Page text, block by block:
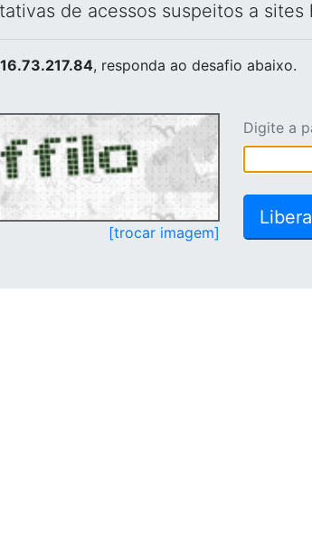
de acessos suspeitos a sites
, responda ao desafio abaixo.
[trocar imagem]
Digite a